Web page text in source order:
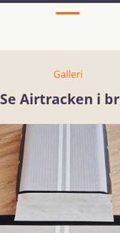
Galleri
Se Airtracken i